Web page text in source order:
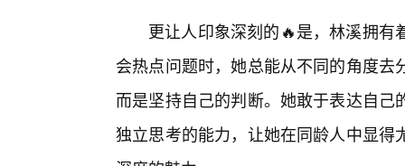
更让人印象深刻的🔥是，林溪拥
会热点问题时，她总能从不同的角度
而是坚持自己的判断。她敢于表达自
独立思考的能力，让她在同龄人中显